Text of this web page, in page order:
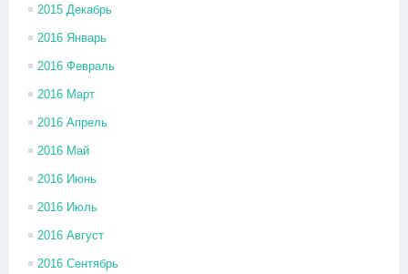
2015 Декабрь
2016 Январь
2016 Февраль
2016 Март
2016 Апрель
2016 Май
2016 Июнь
2016 Июль
2016 Август
2016 Сентябрь